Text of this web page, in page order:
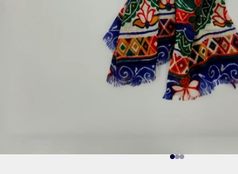
Naar artikel 1
Naar artikel 2
Naar artikel 3